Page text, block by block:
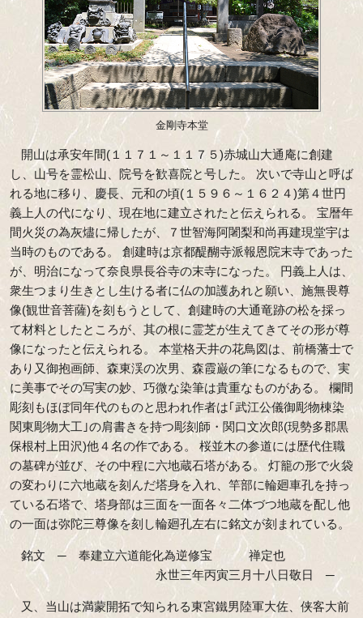
金剛寺本堂
開山は承安年間(１１７１～１１７５)赤城山大通庵に創建
し、山号を霊松山、院号を歓喜院と号した。 次いで寺山と呼ば
れる地に移り、慶長、元和の頃(１５９６～１６２４)第４世円
義上人の代になり、現在地に建立されたと伝えられる。 宝暦年
間火災の為灰燼に帰したが、７世智海阿闍梨和尚再建現堂宇は
当時のものである。 創建時は京都醍醐寺派報恩院末寺であった
が、明治になって奈良県長谷寺の末寺になった。 円義上人は、
衆生つまり生きとし生ける者に仏の加護あれと願い、施無畏尊
像(観世音菩薩)を刻もうとして、創建時の大通竜跡の松を採っ
て材料としたところが、其の根に霊芝が生えてきてその形が尊
像になったと伝えられる。 本堂格天井の花鳥図は、前橋藩士で
あり又御抱画師、森東渓の次男、森霞巌の筆になるもので、実
に美事でその写実の妙、巧微な染筆は貴重なものがある。 欄間
彫刻もほぼ同年代のものと思われ作者は｢武江公儀御彫物棟染
関東彫物大工｣の肩書きを持つ彫刻師・関口文次郎(現勢多郡黒
保根村上田沢)他４名の作である。 桜並木の参道には歴代住職
の墓碑が並び、その中程に六地蔵石塔がある。 灯籠の形で火袋
の変わりに六地蔵を刻んだ塔身を入れ、竿部に輪廻車孔を持っ
ている石塔で、塔身部は三面を一面各々二体づつ地蔵を配し他
の一面は弥陀三尊像を刻し輪廻孔左右に銘文が刻まれている。
銘文 ─ 奉建立六道能化為逆修宝 禅定也
永世三年丙寅三月十八日敬日 ─
又、当山は満蒙開拓で知られる東宮鐵男陸軍大佐、侠客大前